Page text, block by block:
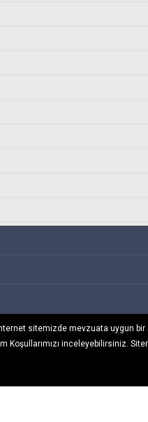
sitemizde mevzuata uygun
Koşullarımızı inceleyebilirsiniz.